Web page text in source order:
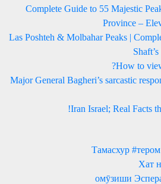
Complete Guide to 55 Majestic
Province –
Las Poshteh & Molbahar Peaks |
How to
Major General Bagheri’s sarcastic
Iran Israel; Real Facts
Тамасхур
Хат
омӯзиши